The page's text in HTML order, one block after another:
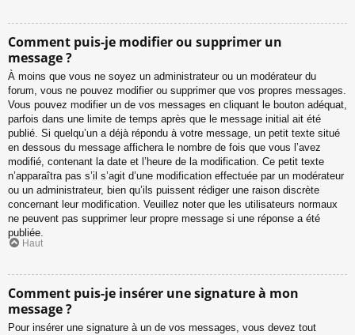
Comment puis-je modifier ou supprimer un
message ?
À moins que vous ne soyez un administrateur ou un modérateur du
forum, vous ne pouvez modifier ou supprimer que vos propres messages.
Vous pouvez modifier un de vos messages en cliquant le bouton adéquat,
parfois dans une limite de temps après que le message initial ait été
publié. Si quelqu’un a déjà répondu à votre message, un petit texte situé
en dessous du message affichera le nombre de fois que vous l’avez
modifié, contenant la date et l’heure de la modification. Ce petit texte
n’apparaîtra pas s’il s’agit d’une modification effectuée par un modérateur
ou un administrateur, bien qu’ils puissent rédiger une raison discrète
concernant leur modification. Veuillez noter que les utilisateurs normaux
ne peuvent pas supprimer leur propre message si une réponse a été
publiée.
Haut
Comment puis-je insérer une signature à mon
message ?
Pour insérer une signature à un de vos messages, vous devez tout